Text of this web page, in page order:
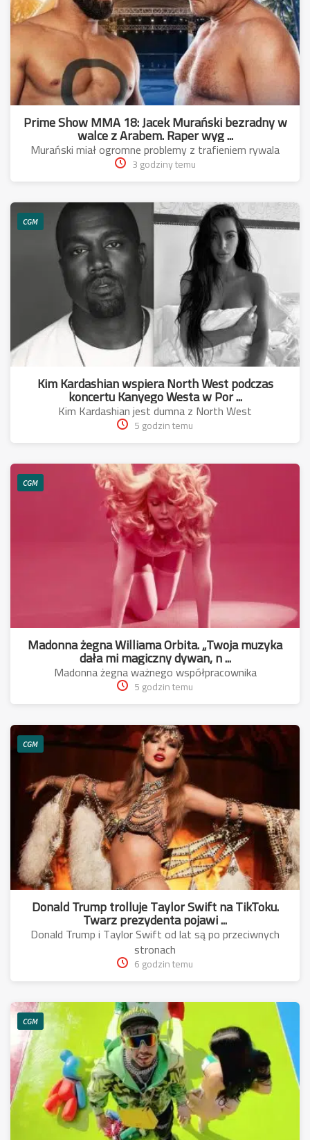
Prime Show MMA 18: Jacek Murański bezradny w
walce z Arabem. Raper wyg ...
Murański miał ogromne problemy z trafieniem rywala
3 godziny temu
CGM
Kim Kardashian wspiera North West podczas
koncertu Kanyego Westa w Por ...
Kim Kardashian jest dumna z North West
5 godzin temu
CGM
Madonna żegna Williama Orbita. „Twoja muzyka
dała mi magiczny dywan, n ...
Madonna żegna ważnego współpracownika
5 godzin temu
CGM
Donald Trump trolluje Taylor Swift na TikToku.
Twarz prezydenta pojawi ...
Donald Trump i Taylor Swift od lat są po przeciwnych
stronach
6 godzin temu
CGM